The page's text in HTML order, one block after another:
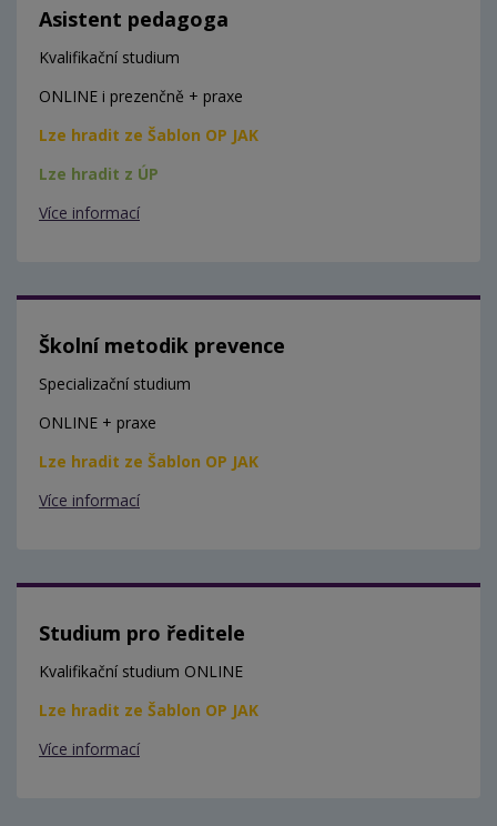
Asistent pedagoga
Kvalifikační studium
ONLINE i prezenčně + praxe
Lze hradit ze Šablon OP JAK
Lze hradit z ÚP
Více informací
Školní metodik prevence
Specializační studium
ONLINE + praxe
Lze hradit ze Šablon OP JAK
Více informací
Studium pro ředitele
Kvalifikační studium ONLINE
Lze hradit ze Šablon OP JAK
Více informací